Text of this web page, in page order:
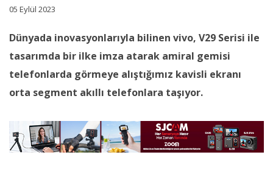
05 Eylül 2023
Dünyada inovasyonlarıyla bilinen vivo, V29 Serisi ile
tasarımda bir ilke imza atarak amiral gemisi
telefonlarda görmeye alıştığımız kavisli ekranı
orta segment akıllı telefonlara taşıyor.